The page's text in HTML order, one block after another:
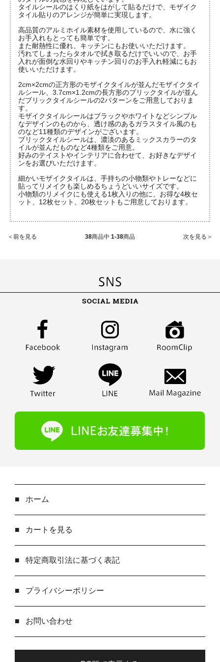
タイルシールのはくり紙をはがして貼るだけで、モザイク
タイル貼りのアレンジが簡単に実現します。
高品質のアルミホイル素材を使用しているので、水に強く
お手入れもとっても簡単です。
また耐熱性に優れ、キッチンにもお使いいただけます。
汚れてしまったらタオルで拭き取るだけでいいので、お手
入れが面倒な水回りやキッチン回りのお手入れ軽減にもお
使いいただけます。
2cm×2cmの正方形のモザイクタイルが並んだモザイクタイ
ルシール、3.7cm×1.2cmの長方形のブリックタイルが並ん
だブリックタイルシールの2パターンをご用意しておりま
す。
モザイクタイルシールはブラックやホワイトなどシンプル
なデザインのものから、透け感のあるガラスタイル風のも
のなど11種類のデザインがございます。
ブリックタイルシールは、濃淡のあるミックスカラーのタ
イルが並んだものなど4種類をご用意。
好みのテイストやインテリアに合わせて、お好きなデザイ
ンをお選びいただけます。
細かいモザイクタイルは、手持ちの小物類やトレーなどに
貼ってリメイクも楽しめるちょうどいいサイズです。
小物類のリメイクにも使える1枚入りの他に、お得な4枚セ
ット、12枚セット、20枚セットもご用意しております。
＜前を見る 38商品中 1-38商品 次を見る＞
■ ホーム
■ カートを見る
■ 特定商取引法に基づく表記
■ プライバシーポリシー
■ お問い合わせ